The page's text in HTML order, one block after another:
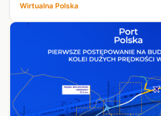
oraz terminal w Ta...
Wirtualna Polska